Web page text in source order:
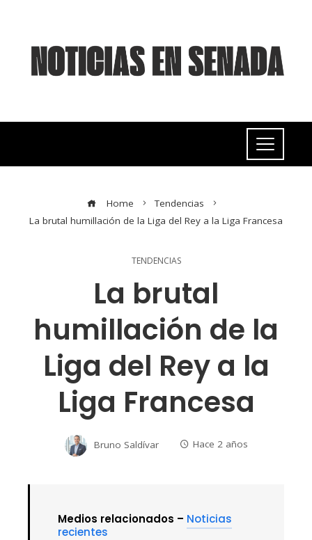
Home
Tendencias
La brutal humillación de la Liga del Rey a la Liga Francesa
TENDENCIAS
La brutal
humillación de la
Liga del Rey a la
Liga Francesa
Bruno Saldívar Hace 2 años
Medios relacionados – Noticias
recientes